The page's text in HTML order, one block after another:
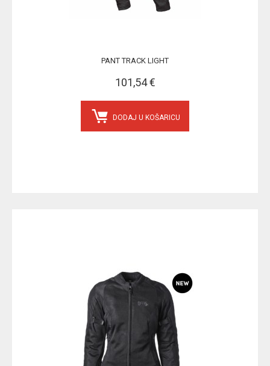
PANT TRACK LIGHT
101,54 €
DODAJ U KOŠARICU